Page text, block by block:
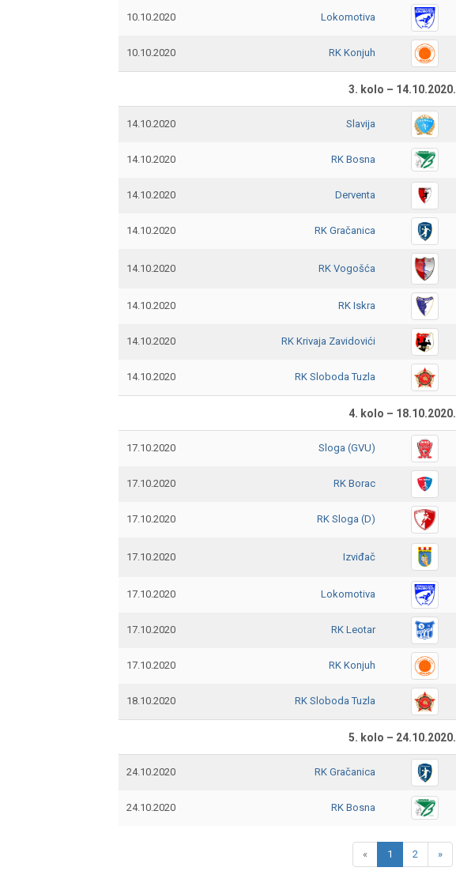
10.10.2020 Lokomotiva
10.10.2020 RK Konjuh
3. kolo – 14.10.2020.
14.10.2020 Slavija
14.10.2020 RK Bosna
14.10.2020 Derventa
14.10.2020 RK Gračanica
14.10.2020 RK Vogošća
14.10.2020 RK Iskra
14.10.2020 RK Krivaja Zavidovići
14.10.2020 RK Sloboda Tuzla
4. kolo – 18.10.2020.
17.10.2020 Sloga (GVU)
17.10.2020 RK Borac
17.10.2020 RK Sloga (D)
17.10.2020 Izviđač
17.10.2020 Lokomotiva
17.10.2020 RK Leotar
17.10.2020 RK Konjuh
18.10.2020 RK Sloboda Tuzla
5. kolo – 24.10.2020.
24.10.2020 RK Gračanica
24.10.2020 RK Bosna
« 1 2 »